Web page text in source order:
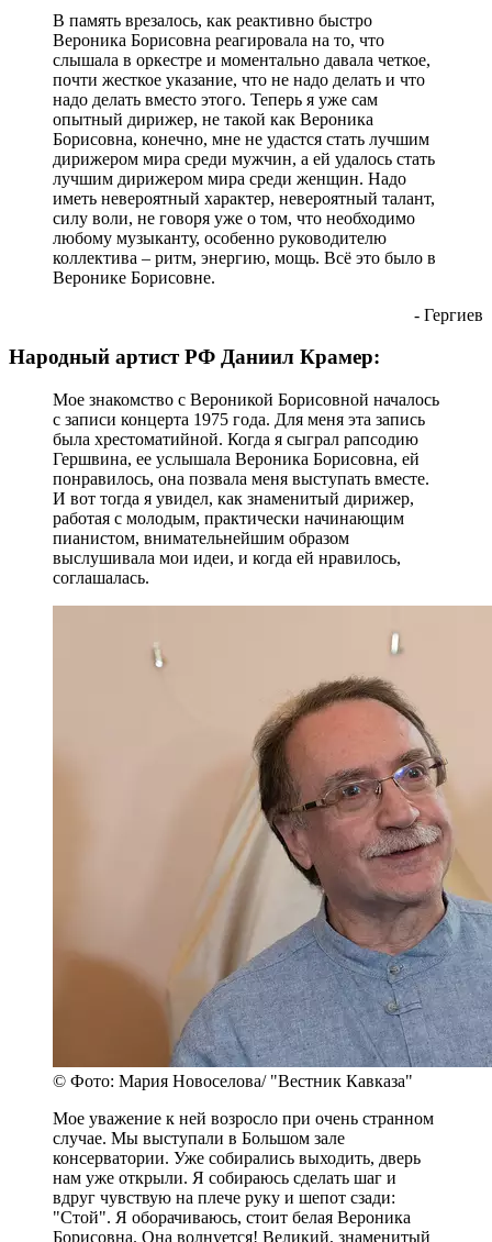
В память врезалось, как реактивно быстро
Вероника Борисовна реагировала на то, что
слышала в оркестре и моментально давала четкое,
почти жесткое указание, что не надо делать и что
надо делать вместо этого. Теперь я уже сам
опытный дирижер, не такой как Вероника
Борисовна, конечно, мне не удастся стать лучшим
дирижером мира среди мужчин, а ей удалось стать
лучшим дирижером мира среди женщин. Надо
иметь невероятный характер, невероятный талант,
силу воли, не говоря уже о том, что необходимо
любому музыканту, особенно руководителю
коллектива – ритм, энергию, мощь. Всё это было в
Веронике Борисовне.
- Гергиев
Народный артист РФ Даниил Крамер:
Мое знакомство с Вероникой Борисовной началось
с записи концерта 1975 года. Для меня эта запись
была хрестоматийной. Когда я сыграл рапсодию
Гершвина, ее услышала Вероника Борисовна, ей
понравилось, она позвала меня выступать вместе.
И вот тогда я увидел, как знаменитый дирижер,
работая с молодым, практически начинающим
пианистом, внимательнейшим образом
выслушивала мои идеи, и когда ей нравилось,
соглашалась.
© Фото: Мария Новоселова/ "Вестник Кавказа"
Мое уважение к ней возросло при очень странном
случае. Мы выступали в Большом зале
консерватории. Уже собирались выходить, дверь
нам уже открыли. Я собираюсь сделать шаг и
вдруг чувствую на плече руку и шепот сзади:
"Стой". Я оборачиваюсь, стоит белая Вероника
Борисовна. Она волнуется! Великий, знаменитый